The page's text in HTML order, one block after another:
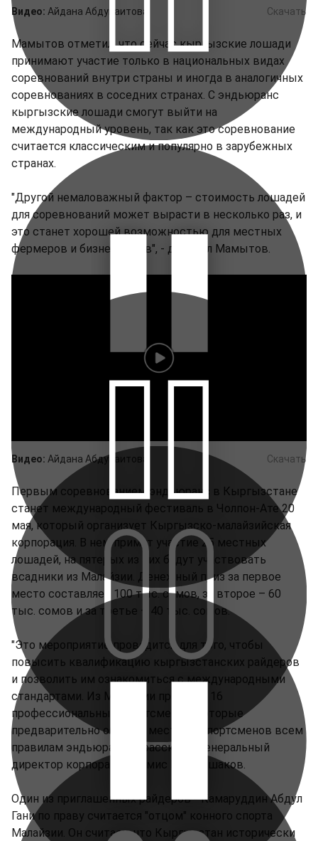
Скачать
Видео: Айдана Абдуваитова
Мамытов отметил, что сейчас кыргызские лошади
принимают участие только в национальных видах
соревнований внутри страны и иногда в аналогичных
соревнованиях в соседних странах. С эндьюранс
кыргызские лошади смогут выйти на
международный уровень, так как это соревнование
считается классическим и популярно в зарубежных
странах.
"Другой немаловажный фактор – стоимость лошадей
для соревнований может вырасти в несколько раз, и
это станет хорошей возможностью для местных
фермеров и бизнесменов", - добавил Мамытов.
Скачать
Видео: Айдана Абдуваитова
Первым соревнованием эндьюранс в Кыргызстане
станет международный фестиваль в Чолпон-Ате 20
мая, который организует Кыргызско-малайзийская
корпорация. В нем примут участие 25 местных
лошадей, на пятерых из них будут участвовать
всадники из Малайзии. Денежный приз за первое
место составляет 100 тыс. сомов, за второе – 60
тыс. сомов и за третье – 40 тыс. сомов.
"Это мероприятие проводится для того, чтобы
повысить квалификацию кыргызстанских райдеров
и позволить им ознакомиться с международными
стандартами. Из Малайзии приехали 16
профессиональных спортсменов, которые
предварительно обучили местных спортсменов всем
правилам эндьюранс", - рассказал генеральный
директор корпорации Рамис Карымшаков.
Один из приглашенных райдеров - Камаруддин Абдул
Гани по праву считается "отцом" конного спорта
Малайзии. Он считает, что Кыргызстан исторически